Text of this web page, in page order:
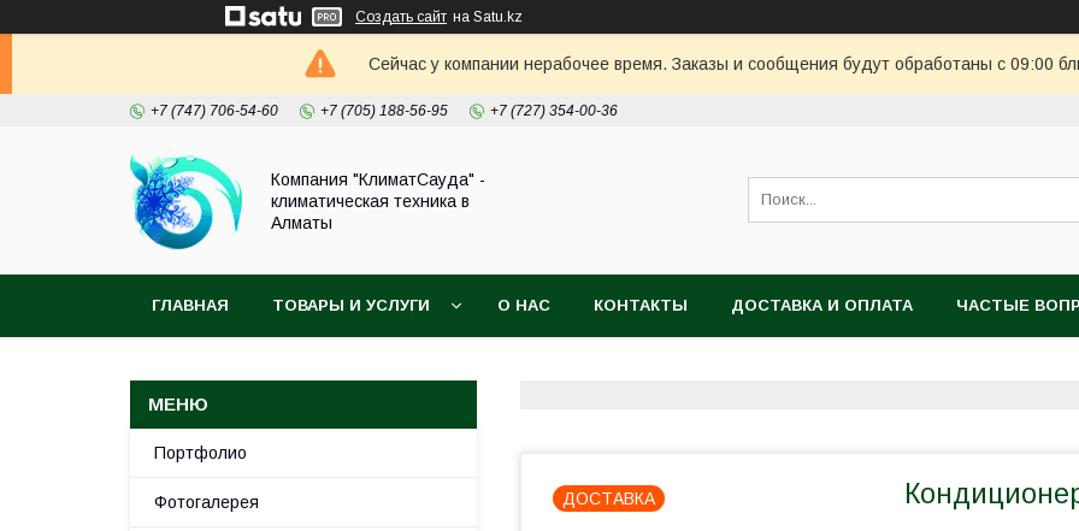
Создать сайт на Satu.kz
Сейчас у компании нерабочее время. Заказы и сообщения будут обработаны с 09:00
+7 (747) 706-54-60 +7 (705) 188-56-95 +7 (727) 354-00-36
Компания "КлиматСауда" -
климатическая техника в
Алматы
ГЛАВНАЯ ТОВАРЫ И УСЛУГИ О НАС КОНТАКТЫ ДОСТАВКА И ОПЛАТА ЧАСТЫЕ
ДОСТАВКА
Портфолио
Фотогалерея